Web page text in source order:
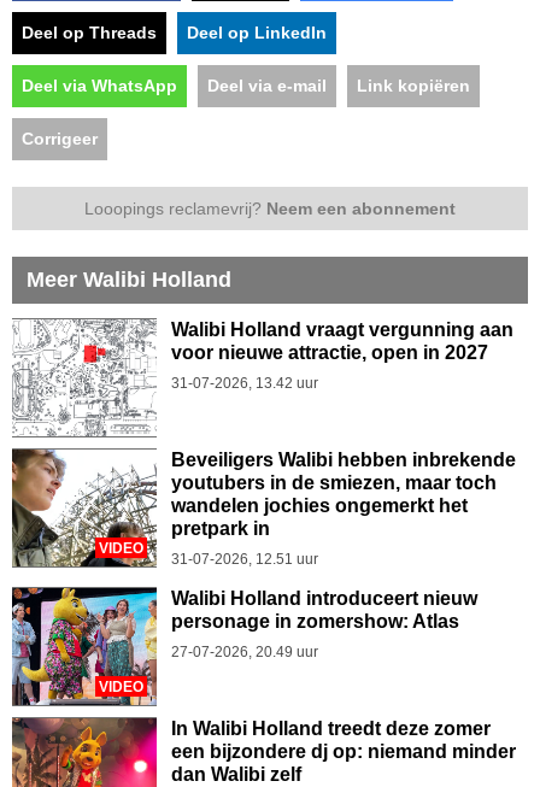
Deel op Threads Deel op LinkedIn
Deel via WhatsApp Deel via e-mail Link kopiëren
Corrigeer
Looopings reclamevrij? Neem een abonnement
Meer Walibi Holland
Walibi Holland vraagt vergunning aan
voor nieuwe attractie, open in 2027
31-07-2026, 13.42 uur
VIDEO
Beveiligers Walibi hebben inbrekende
youtubers in de smiezen, maar toch
wandelen jochies ongemerkt het
pretpark in
31-07-2026, 12.51 uur
VIDEO
Walibi Holland introduceert nieuw
personage in zomershow: Atlas
27-07-2026, 20.49 uur
In Walibi Holland treedt deze zomer
een bijzondere dj op: niemand minder
dan Walibi zelf